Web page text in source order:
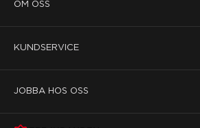
OM OSS
KUNDSERVICE
JOBBA HOS OSS